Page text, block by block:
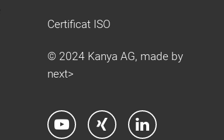
Certificat ISO
© 2024 Kanya AG, made by
next>